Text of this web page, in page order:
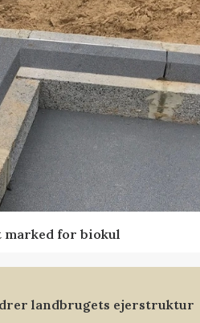
for biokul
landbrugets ejerstruktur